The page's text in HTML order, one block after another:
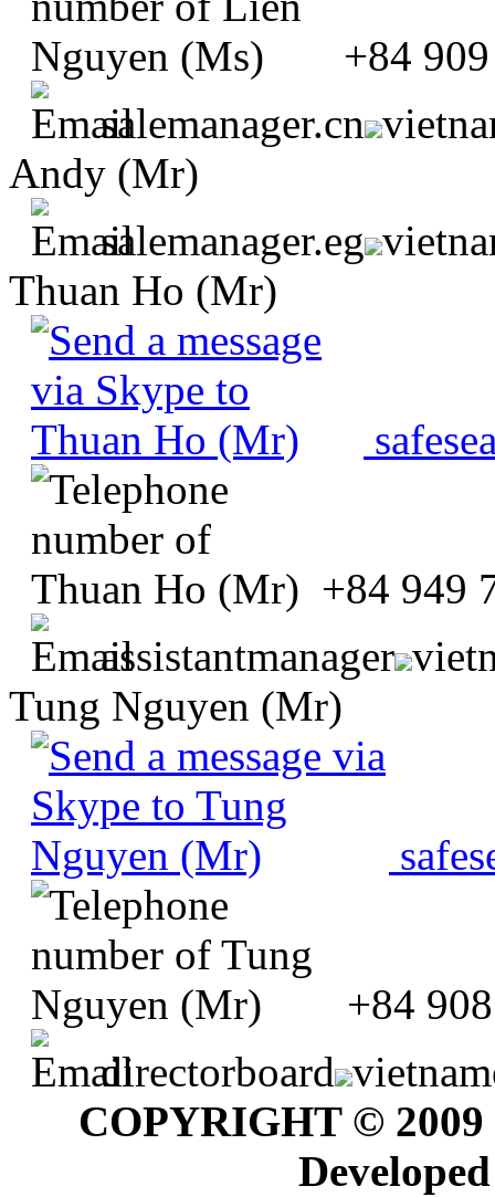
+84
salemanager.cn
Andy (Mr)
salemanager.eg
Thuan Ho (Mr)
+84 949
assistantmanager
Tung Nguyen (Mr)
+84
directorboard
COPYRIGHT ©